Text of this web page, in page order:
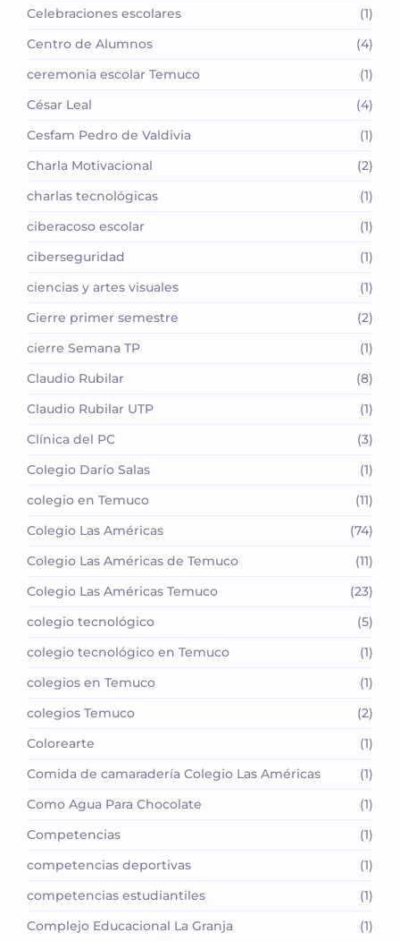
Celebraciones escolares
(1)
Centro de Alumnos
(4)
ceremonia escolar Temuco
(1)
César Leal
(4)
Cesfam Pedro de Valdivia
(1)
Charla Motivacional
(2)
charlas tecnológicas
(1)
ciberacoso escolar
(1)
ciberseguridad
(1)
ciencias y artes visuales
(1)
Cierre primer semestre
(2)
cierre Semana TP
(1)
Claudio Rubilar
(8)
Claudio Rubilar UTP
(1)
Clínica del PC
(3)
Colegio Darío Salas
(1)
colegio en Temuco
(11)
Colegio Las Américas
(74)
Colegio Las Américas de Temuco
(11)
Colegio Las Américas Temuco
(23)
colegio tecnológico
(5)
colegio tecnológico en Temuco
(1)
colegios en Temuco
(1)
colegios Temuco
(2)
Colorearte
(1)
Comida de camaradería Colegio Las Américas
(1)
Como Agua Para Chocolate
(1)
Competencias
(1)
competencias deportivas
(1)
competencias estudiantiles
(1)
Complejo Educacional La Granja
(1)